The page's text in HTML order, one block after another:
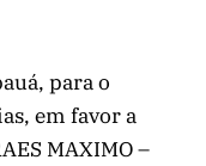
para o
em favor a
MAXIMO –